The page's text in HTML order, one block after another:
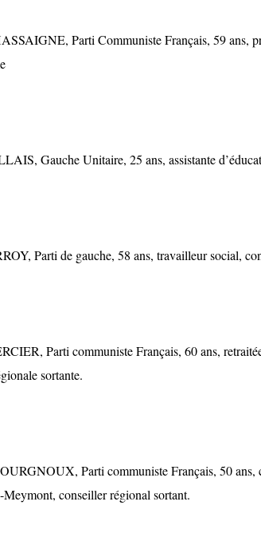
Parti Communiste Français, 59 ans,
Gauche Unitaire, 25 ans, assistante
Parti de gauche, 58 ans, travailleur social,
Parti communiste Français, 60 ans,
sortante.
Parti communiste Français, 50 ans,
Meymont, conseiller régional sortant.